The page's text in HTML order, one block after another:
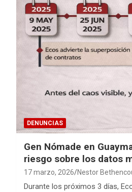
DENUNCIAS
Gen Nómade en
riesgo sobre los datos
17 marzo, 2026 Nestor
Durante los próximos 3 días,